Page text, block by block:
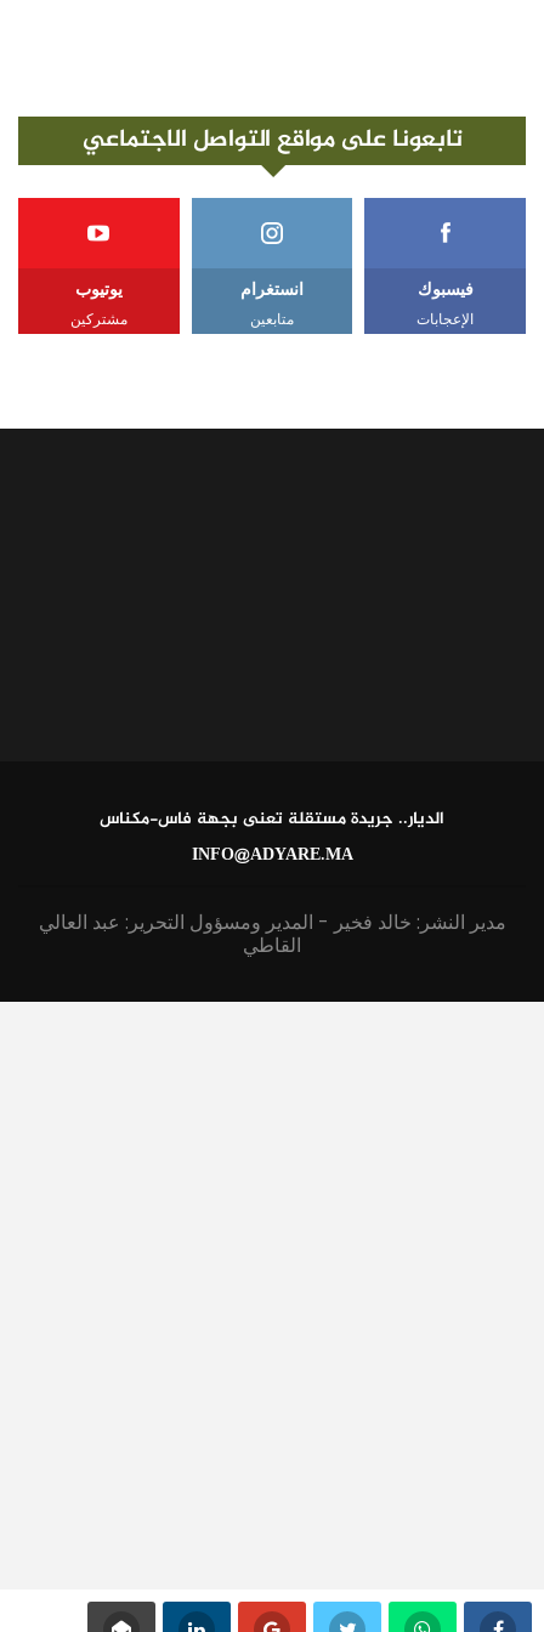
تابعونا على مواقع التواصل الاجتماعي
فيسبوك
الإعجابات
انستغرام
متابعين
يوتيوب
مشتركين
الديار.. جريدة مستقلة تعنى بجهة فاس-مكناس
INFO@ADYARE.MA
مدير النشر: خالد فخير - المدير ومسؤول التحرير: عبد العالي
القاطي